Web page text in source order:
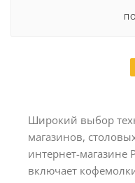
Широкий выбор
магазинов,
интернет-магазине
включает